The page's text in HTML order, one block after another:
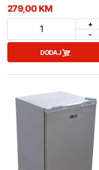
279,00 KM
1
+
-
DODAJ